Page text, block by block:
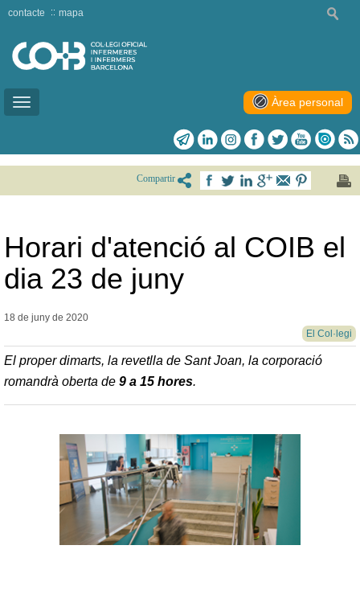
Toggle
contacte mapa
Àrea personal
Compartir
Horari d'atenció al COIB el
dia 23 de juny
18 de juny de 2020
El Col·legi
El proper dimarts, la revetlla de Sant Joan, la corporació
romandrà oberta de 9 a 15 hores.